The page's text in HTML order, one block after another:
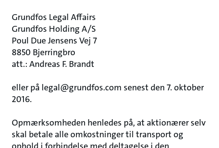
Grundfos Legal Affairs
Grundfos Holding A/S
Poul Due Jensens Vej 7
8850 Bjerringbro
att.: Andreas F. Brandt
eller på legal@grundfos.com senest den 7. oktober
2016.
Opmærksomheden henledes på, at aktionærer selv
skal betale alle omkostninger til transport og